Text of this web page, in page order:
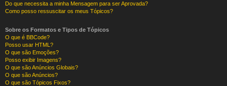
Do que necessita a minha Mensagem para ser Aprovada?
Como posso ressuscitar os meus Tópicos?
Sobre os Formatos e Tipos de Tópicos
O que é BBCode?
Posso usar HTML?
O que são Emoções?
Posso exibir Imagens?
O que são Anúncios Globais?
O que são Anúncios?
O que são Tópicos Fixos?